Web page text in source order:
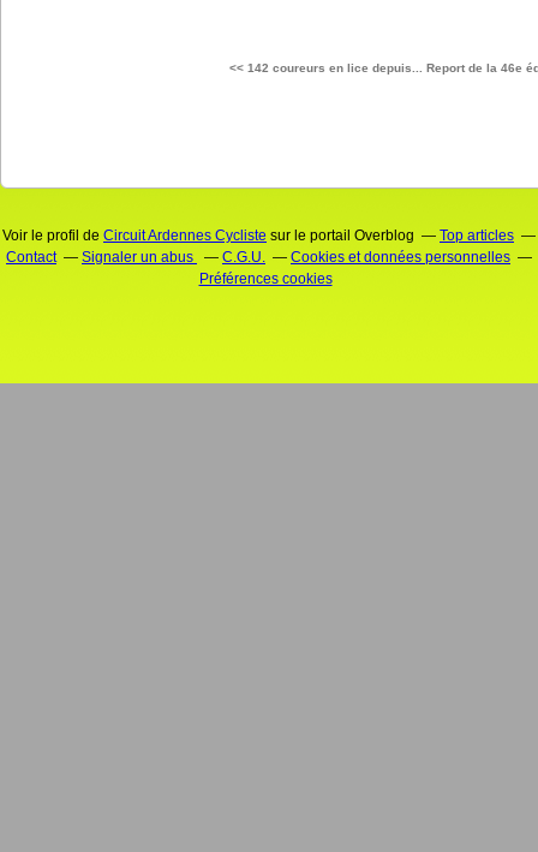
<< 142 coureurs en lice depuis... Report de la 46e
Voir le profil de Circuit Ardennes Cycliste sur le portail Overblog
Top articles
Contact
Signaler un abus C.G.U.
Cookies et données personnelles
Préférences cookies